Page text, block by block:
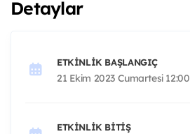
Detaylar
ETKINLIK BAŞLANGIÇ
21 Ekim 2023 Cumartesi 12:00
ETKINLIK BITIŞ